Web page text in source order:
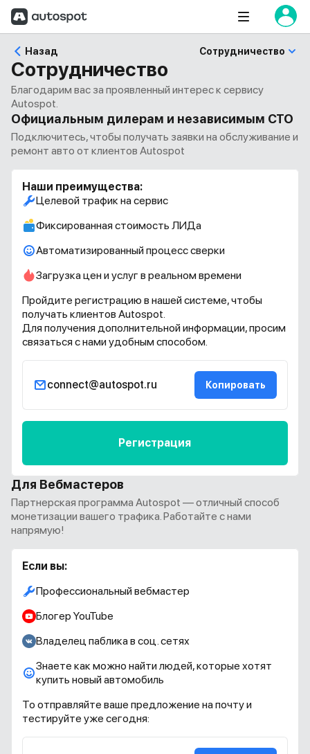
Назад Сотрудничество
Сотрудничество
Благодарим вас за проявленный интерес к сервису
Autospot.
Официальным дилерам и независимым СТО
Подключитесь, чтобы получать заявки на обслуживание и
ремонт авто от клиентов Autospot
Наши преимущества:
Целевой трафик на сервис
Фиксированная стоимость ЛИДа
Автоматизированный процесс сверки
Загрузка цен и услуг в реальном времени
Пройдите регистрацию в нашей системе, чтобы
получать клиентов Autospot.
Для получения дополнительной информации, просим
связаться с нами удобным способом.
connect@autospot.ru Копировать
Регистрация
Для Вебмастеров
Партнерская программа Autospot — отличный способ
монетизации вашего трафика. Работайте с нами
напрямую!
Если вы:
Профессиональный вебмастер
Блогер YouTube
Владелец паблика в соц. сетях
Знаете как можно найти людей, которые хотят
купить новый автомобиль
То отправляйте ваше предложение на почту и
тестируйте уже сегодня: